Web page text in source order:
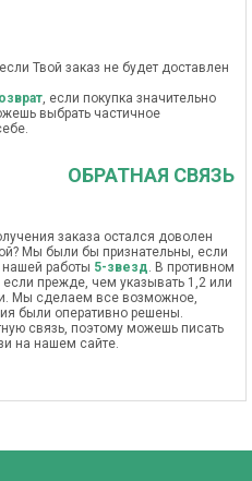
Твой заказ не будет доставлен
, если покупка значительно
выбрать частичное
ОБРАТНАЯ СВЯЗЬ
заказа остался доволен
Мы были бы признательны, если
работы 5-звезд. В противном
прежде, чем указывать 1,2 или
Мы сделаем все возможное,
были оперативно решены.
связь, поэтому можешь писать
на нашем сайте.